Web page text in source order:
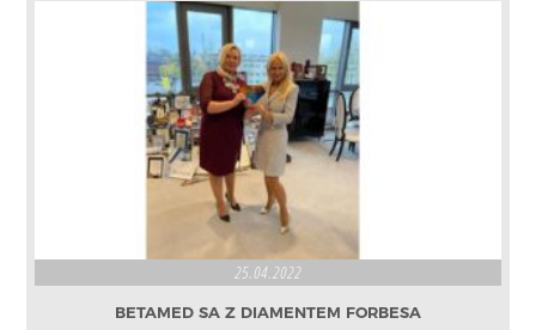
25.04.2022
BETAMED SA Z DIAMENTEM FORBESA